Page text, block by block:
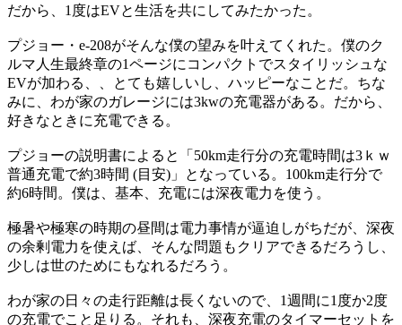
だから、1度はEVと生活を共にしてみたかった。
プジョー・e-208がそんな僕の望みを叶えてくれた。僕のク
ルマ人生最終章の1ページにコンパクトでスタイリッシュな
EVが加わる、、とても嬉しいし、ハッピーなことだ。ちな
みに、わが家のガレージには3kwの充電器がある。だから、
好きなときに充電できる。
プジョーの説明書によると「50km走行分の充電時間は3ｋｗ
普通充電で約3時間 (目安)」となっている。100km走行分で
約6時間。僕は、基本、充電には深夜電力を使う。
極暑や極寒の時期の昼間は電力事情が逼迫しがちだが、深夜
の余剰電力を使えば、そんな問題もクリアできるだろうし、
少しは世のためにもなれるだろう。
わが家の日々の走行距離は長くないので、1週間に1度か2度
の充電でこと足りる。それも、深夜充電のタイマーセットを